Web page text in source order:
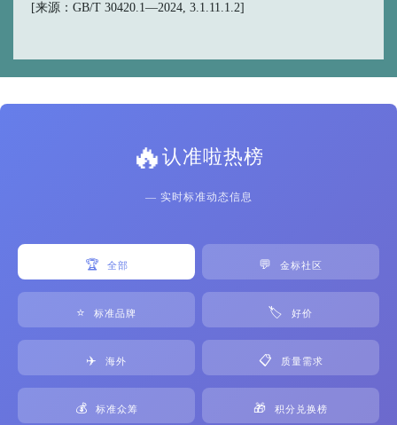
[来源：GB/T 30420.1—2024, 3.1.11.1.2]
🔥认准啦热榜
— 实时标准动态信息
🏆 全部 💬 金标社区
⭐ 标准品牌 🏷️ 好价
✈️ 海外 📋 质量需求
💰 标准众筹 🎁 积分兑换榜